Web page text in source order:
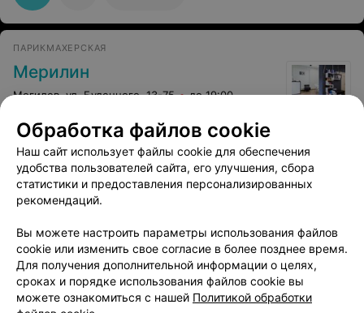
ПАРИКМАХЕРСКАЯ
Мерилин
Могилев, ул. Буденного, 13-75 до 19:00
Педикюр
Цена по запросу
Снятие
покрытия (гель-
Цена по запросу
Обработка файлов cookie
Наш сайт использует файлы cookie для обеспечения
удобства пользователей сайта, его улучшения, сбора
статистики и предоставления персонализированных
рекомендаций.
Вы можете настроить параметры использования файлов
cookie или изменить свое согласие в более позднее время.
Для получения дополнительной информации о целях,
сроках и порядке использования файлов cookie вы
можете ознакомиться с нашей Политикой обработки